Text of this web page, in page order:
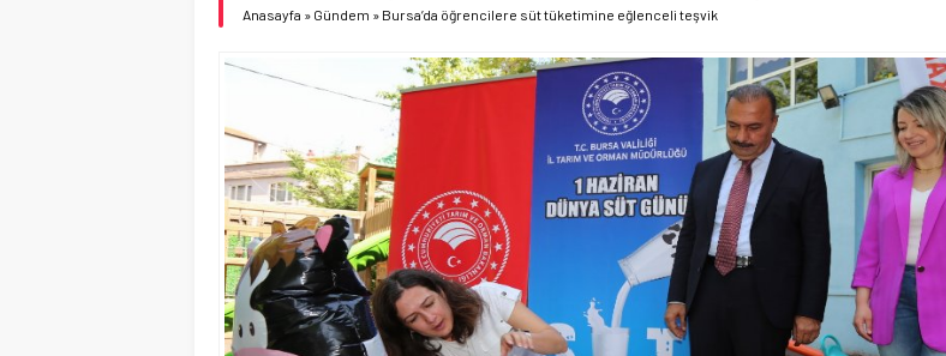
Anasayfa » Gündem » Bursa’da öğrencilere süt tüketimine eğlenceli teşvik